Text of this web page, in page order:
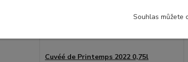
Cuvéé de Printemps 2022 0,75l
Souhlas můžete